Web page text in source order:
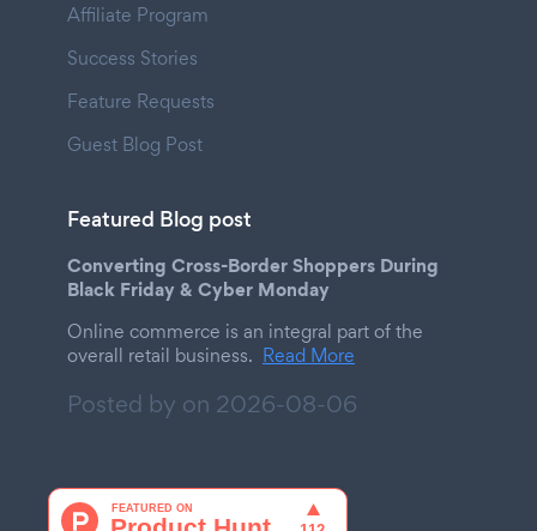
Affiliate Program
Success Stories
Feature Requests
Guest Blog Post
Featured Blog post
Converting Cross-Border Shoppers During
Black Friday & Cyber Monday
Online commerce is an integral part of the
overall retail business. Read More
Posted by on 2026-08-06